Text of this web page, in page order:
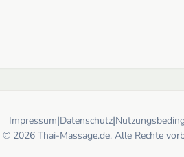
Impressum|Datenschutz|
© 2026 Thai-Massage.de. Alle Rechte